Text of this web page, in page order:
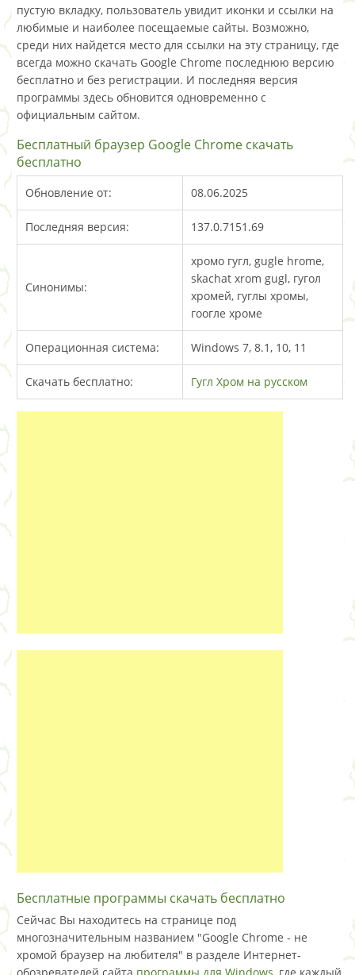
пустую вкладку, пользователь увидит иконки и ссылки на
любимые и наиболее посещаемые сайты. Возможно,
среди них найдется место для ссылки на эту страницу, где
всегда можно скачать Google Chrome последнюю версию
бесплатно и без регистрации. И последняя версия
программы здесь обновится одновременно с
официальным сайтом.
Бесплатный браузер Google Chrome скачать
бесплатно
Обновление от: 08.06.2025
Последняя версия: 137.0.7151.69
Синонимы:
хромо гугл, gugle hrome,
skachat xrom gugl, гугол
хромей, гуглы хромы,
гоогле хроме
Операционная система: Windows 7, 8.1, 10, 11
Скачать бесплатно: Гугл Хром на русском
Бесплатные программы скачать бесплатно
Сейчас Вы находитесь на странице под
многозначительным названием "Google Chrome - не
хромой браузер на любителя" в разделе Интернет-